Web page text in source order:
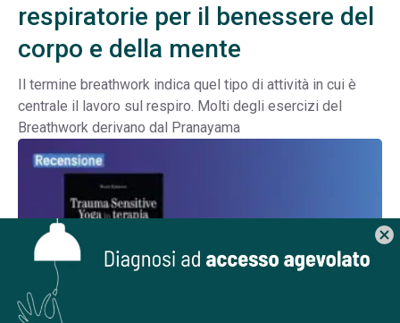
respiratorie per il benessere del
corpo e della mente
Il termine breathwork indica quel tipo di attività in cui è
centrale il lavoro sul respiro. Molti degli esercizi del
Breathwork derivano dal Pranayama
cancel